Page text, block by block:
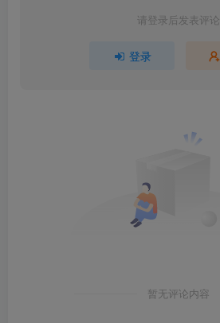
请登录后发表评论
登录
暂无评论内容